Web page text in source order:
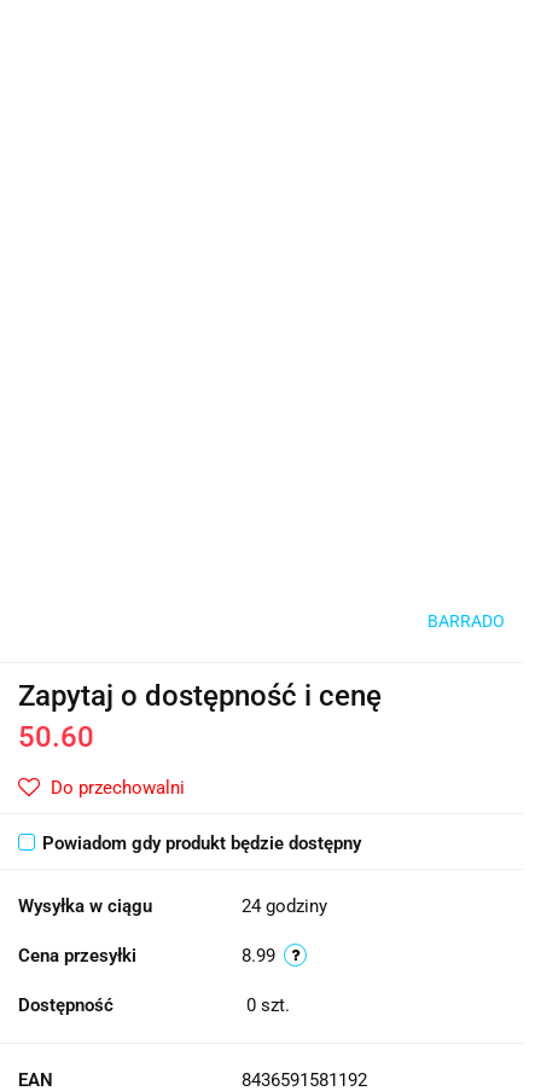
BARRADO
Zapytaj o dostępność i cenę
50.60
Do przechowalni
Powiadom gdy produkt będzie dostępny
Wysyłka w ciągu 24 godziny
Cena przesyłki 8.99
Dostępność 0 szt.
EAN 8436591581192